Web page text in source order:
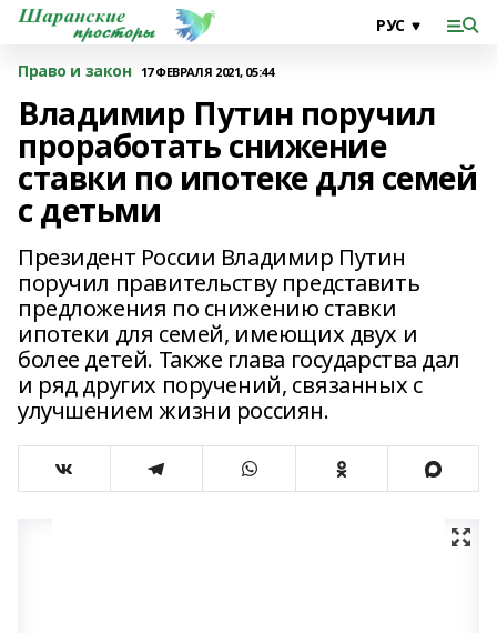
Право и закон 17 ФЕВРАЛЯ 2021, 05:44
Владимир Путин поручил
проработать снижение
ставки по ипотеке для семей
с детьми
Президент России Владимир Путин
поручил правительству представить
предложения по снижению ставки
ипотеки для семей, имеющих двух и
более детей. Также глава государства дал
и ряд других поручений, связанных с
улучшением жизни россиян.